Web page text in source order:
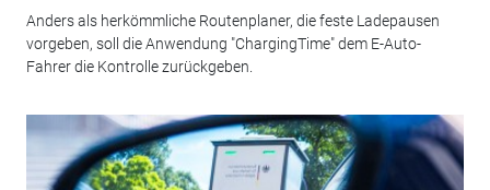
Anders als herkömmliche Routenplaner, die feste Ladepausen
vorgeben, soll die Anwendung "ChargingTime" dem E-Auto-
Fahrer die Kontrolle zurückgeben.